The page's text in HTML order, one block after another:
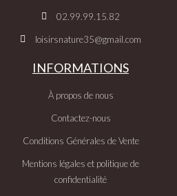
02.99.99.15.82
loisirsnature35@gmail.com
INFORMATIONS
À propos de nous
Contactez-nous
Conditions Générales de Vente
Mentions légales et politique de
confidentialité